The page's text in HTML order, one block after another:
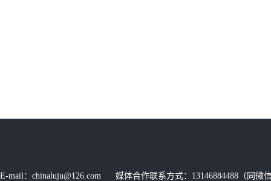
E-mail：chinaluju@126.com 媒体合作联系方式：13146884488（同微